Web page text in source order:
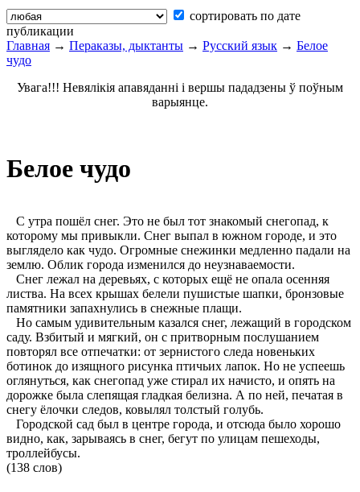
сортировать по дате
публикации
Главная → Пераказы, дыктанты → Русский язык → Белое
чудо
Увага!!! Невялікія апавяданні і вершы пададзены ў поўным
варыянце.
Белое чудо
С утра пошёл снег. Это не был тот знакомый снегопад, к
которому мы привыкли. Снег выпал в южном городе, и это
выглядело как чудо. Огромные снежинки медленно падали на
землю. Облик города изменился до неузнаваемости.
Снег лежал на деревьях, с которых ещё не опала осенняя
листва. На всех крышах белели пушистые шапки, бронзовые
памятники запахнулись в снежные плащи.
Но самым удивительным казался снег, лежащий в городском
саду. Взбитый и мягкий, он с притворным послушанием
повторял все отпечатки: от зернистого следа новеньких
ботинок до изящного рисунка птичьих лапок. Но не успеешь
оглянуться, как снегопад уже стирал их начисто, и опять на
дорожке была слепящая гладкая белизна. А по ней, печатая в
снегу ёлочки следов, ковылял толстый голубь.
Городской сад был в центре города, и отсюда было хорошо
видно, как, зарываясь в снег, бегут по улицам пешеходы,
троллейбусы.
(138 слов)